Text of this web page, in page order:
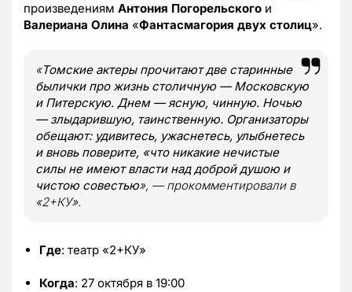
произведениям Антония Погорельского и
Валериана Олина «Фантасмагория двух столиц».
«Томские актеры прочитают две старинные
былички про жизнь столичную — Московскую
и Питерскую. Днем — ясную, чинную. Ночью
— злыдарившую, таинственную. Организаторы
обещают: удивитесь, ужаснетесь, улыбнетесь
и вновь поверите, «что никакие нечистые
силы не имеют власти над доброй душою и
чистою совестью», — прокомментировали в
«2+КУ».
Где: театр «2+КУ»
Когда: 27 октября в 19:00